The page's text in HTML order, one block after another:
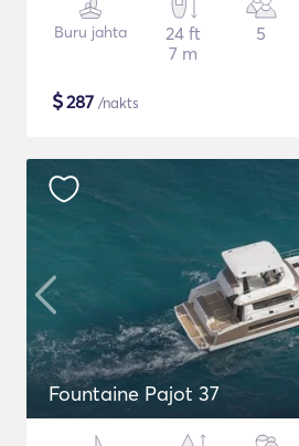
Buru jahta
24 ft
7 m
5
$287 /nakts
Fountaine Pajot 37